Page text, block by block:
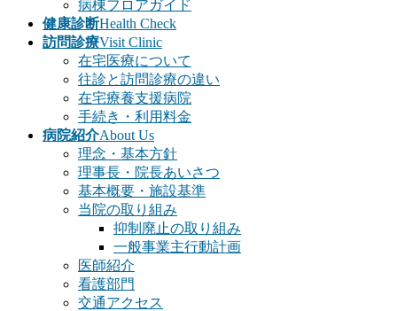
病棟フロアガイド
健康診断Health Check
訪問診療Visit Clinic
在宅医療について
往診と訪問診療の違い
在宅療養支援病院
手続き・利用料金
病院紹介About Us
理念・基本方針
理事長・院長あいさつ
基本概要・施設基準
当院の取り組み
抑制廃止の取り組み
一般事業主行動計画
医師紹介
看護部門
交通アクセス